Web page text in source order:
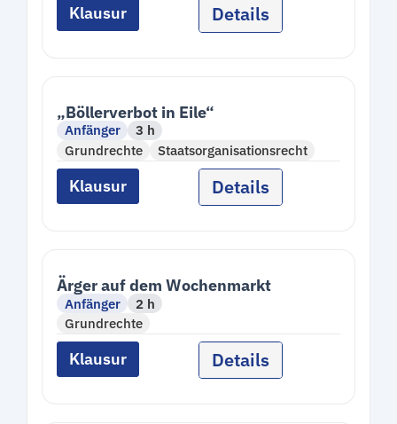
Klausur Details
„Böllerverbot in Eile“
Anfänger
3 h
Grundrechte
Staatsorganisationsrecht
Klausur Details
Ärger auf dem Wochenmarkt
Anfänger
2 h
Grundrechte
Klausur Details